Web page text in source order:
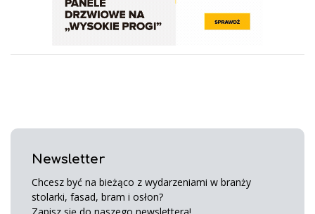
Newsletter
Chcesz być na bieżąco z wydarzeniami w branży
stolarki, fasad, bram i osłon?